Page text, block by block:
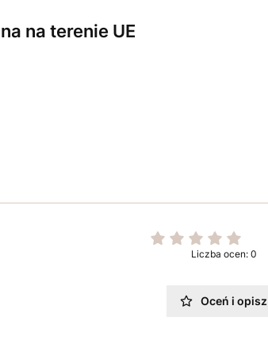
na terenie UE
Liczba ocen: 0
Oceń i opisz